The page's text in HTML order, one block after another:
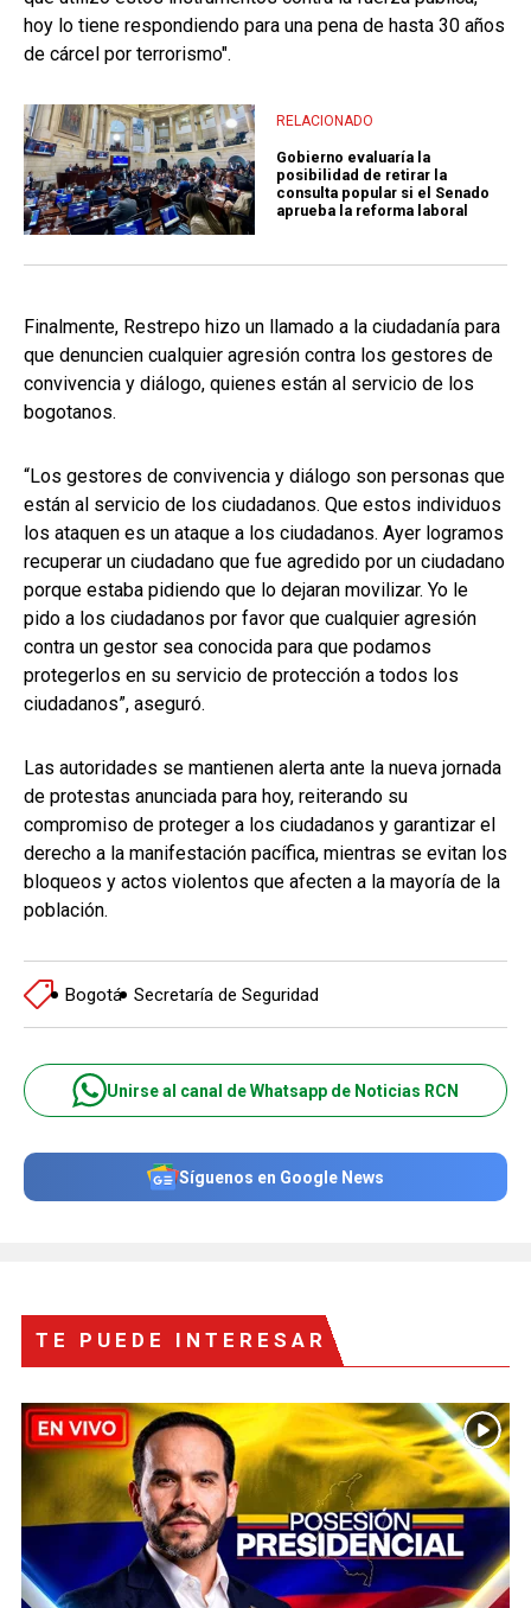
hoy lo tiene respondiendo para una pena de hasta 30 años
de cárcel por terrorismo".
RELACIONADO
Gobierno evaluaría la
posibilidad de retirar la
consulta popular si el Senado
aprueba la reforma laboral
Finalmente, Restrepo hizo un llamado a la ciudadanía para
que denuncien cualquier agresión contra los gestores de
convivencia y diálogo, quienes están al servicio de los
bogotanos.
“Los gestores de convivencia y diálogo son personas que
están al servicio de los ciudadanos. Que estos individuos
los ataquen es un ataque a los ciudadanos. Ayer logramos
recuperar un ciudadano que fue agredido por un ciudadano
porque estaba pidiendo que lo dejaran movilizar. Yo le
pido a los ciudadanos por favor que cualquier agresión
contra un gestor sea conocida para que podamos
protegerlos en su servicio de protección a todos los
ciudadanos”, aseguró.
Las autoridades se mantienen alerta ante la nueva jornada
de protestas anunciada para hoy, reiterando su
compromiso de proteger a los ciudadanos y garantizar el
derecho a la manifestación pacífica, mientras se evitan los
bloqueos y actos violentos que afecten a la mayoría de la
población.
Bogotá Secretaría de Seguridad
Unirse al canal de Whatsapp de Noticias RCN
Síguenos en Google News
TE PUEDE INTERESAR